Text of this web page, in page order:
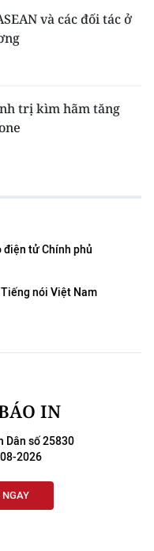
và các đối tác ở
trị kìm hãm tăng
điện tử Chính phủ
nói Việt Nam
IN
Dân số 25830
2026